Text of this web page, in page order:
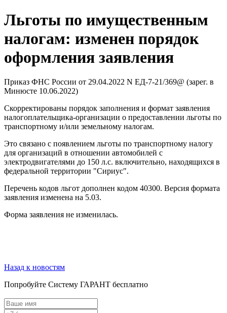
Льготы по имущественным
налогам: изменен порядок
оформления заявления
Приказ ФНС России от 29.04.2022 N ЕД-7-21/369@ (зарег. в
Минюсте 10.06.2022)
Скорректированы порядок заполнения и формат заявления
налогоплательщика-организации о предоставлении льготы по
транспортному и/или земельному налогам.
Это связано с появлением льготы по транспортному налогу
для организаций в отношении автомобилей с
электродвигателями до 150 л.с. включительно, находящихся в
федеральной территории "Сириус".
Перечень кодов льгот дополнен кодом 40300. Версия формата
заявления изменена на 5.03.
Форма заявления не изменилась.
Назад к новостям
Попробуйте Систему ГАРАНТ бесплатно